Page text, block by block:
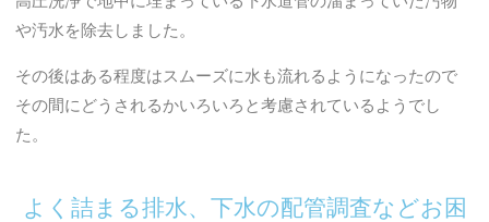
や汚水を除去しました。
その後はある程度はスムーズに水も流れるようになったので
その間にどうされるかいろいろと考慮されているようでし
た。
よく詰まる排水、下水の配管調査などお困